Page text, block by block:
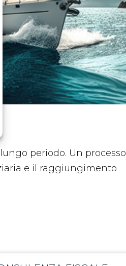
periodo. Un processo
e il raggiungimento